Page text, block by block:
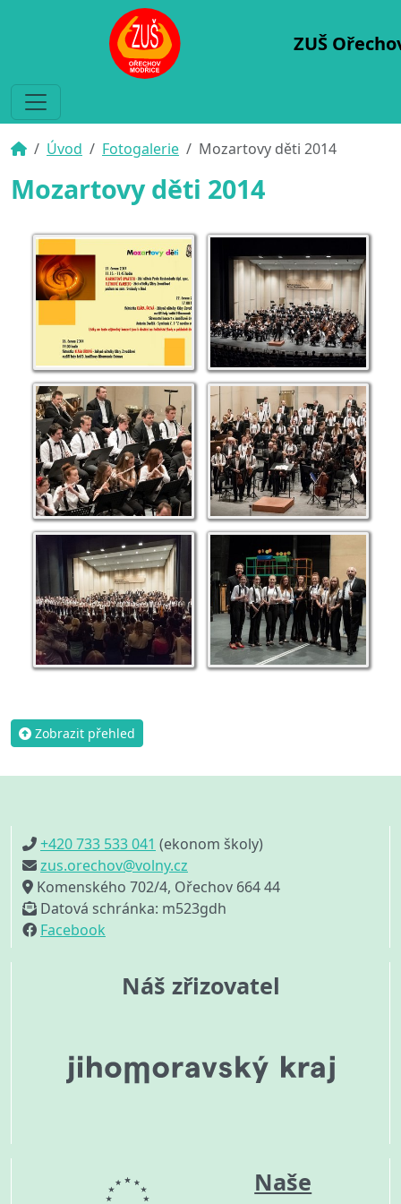
ZUŠ
Úvod Fotogalerie Mozartovy děti 2014
Mozartovy děti 2014
Zobrazit přehled
+420 733 533 041 (ekonom školy)
zus.orechov@volny.cz
Komenského 702/4, Ořechov 664 44
Datová schránka: m523gdh
Facebook
Náš zřizovatel
Naše